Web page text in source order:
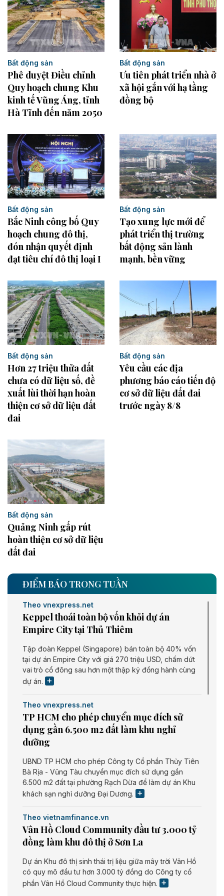
Bất động sản
Phê duyệt Điều chỉnh
Quy hoạch chung Khu
kinh tế Vũng Áng, tỉnh
Hà Tĩnh đến năm 2050
Bất động sản
Ưu tiên phát triển nhà ở
xã hội gắn với hạ tầng
đồng bộ
Bất động sản
Bắc Ninh công bố Quy
hoạch chung đô thị,
đón nhận quyết định
đạt tiêu chí đô thị loại I
Bất động sản
Tạo xung lực mới để
phát triển thị trường
bất động sản lành
mạnh, bền vững
Bất động sản
Hơn 27 triệu thửa đất
chưa có dữ liệu số, đề
xuất lùi thời hạn hoàn
thiện cơ sở dữ liệu đất
đai
Bất động sản
Yêu cầu các địa
phương báo cáo tiến độ
cơ sở dữ liệu đất đai
trước ngày 8/8
Bất động sản
Quảng Ninh gấp rút
hoàn thiện cơ sở dữ liệu
đất đai
ĐIỂM BÁO TRONG TUẦN
Theo vnexpress.net
Keppel thoái toàn bộ vốn khỏi dự án
Empire City tại Thủ Thiêm
Tập đoàn Keppel (Singapore) bán toàn bộ 40% vốn
tại dự án Empire City với giá 270 triệu USD, chấm dứt
vai trò cổ đông sau hơn một thập kỷ đồng hành cùng
dự án.
Theo vnexpress.net
TP HCM cho phép chuyển mục đích sử
dụng gần 6.500 m2 đất làm khu nghỉ
dưỡng
UBND TP HCM cho phép Công ty Cổ phần Thủy Tiên
Bà Rịa - Vũng Tàu chuyển mục đích sử dụng gần
6.500 m2 đất tại phường Rạch Dừa để làm dự án Khu
khách sạn nghỉ dưỡng Đại Dương.
Theo vietnamfinance.vn
Vân Hồ Cloud Community đầu tư 3.000 tỷ
đồng làm khu đô thị ở Sơn La
Dự án Khu đô thị sinh thái trị liệu giữa mây trời Vân Hồ
có quy mô đầu tư hơn 3.000 tỷ đồng do Công ty cổ
phần Vân Hồ Cloud Community thực hiện.